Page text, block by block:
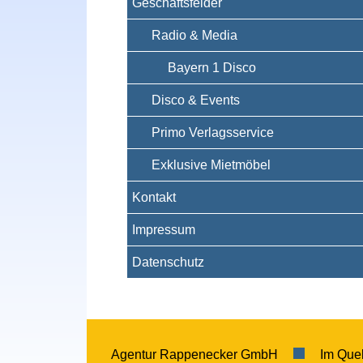
Geschäftsfelder
Radio & Media
Bayern 1 Disco
Disco & Events
Primo Verlagsservice
Exklusive Mietmöbel
Kontakt
Impressum
Datenschutz
Agentur Rappenecker GmbH Im